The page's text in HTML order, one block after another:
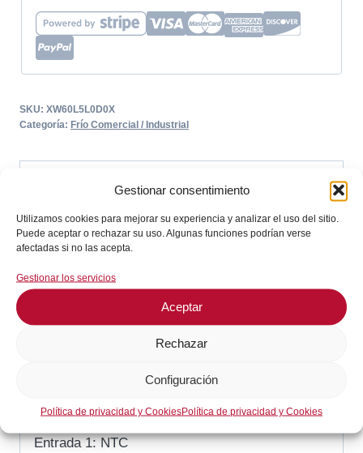
Gestionar consentimiento
Utilizamos cookies para mejorar su experiencia y analizar el uso del sitio.
Puede aceptar o rechazar su uso. Algunas funciones podrían verse
afectadas si no las acepta.
Gestionar los servicios
Aceptar
Rechazar
Configuración
Política de privacidad y CookiesPolítica de privacidad y Cookies
SKU: XW60L5L0D0X
Categoría: Frío Comercial / Industrial
Descripción
Medida de montaje: 150×30 mm
Profundidad de montaje: 65,5 mm
Tipo: XW60L-5L0D0-X
Entrada 1: NTC